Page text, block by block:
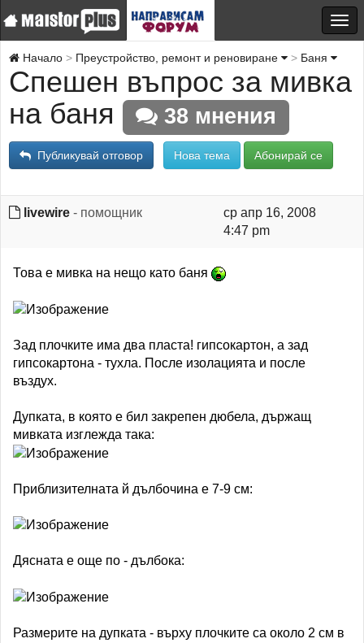
Начало Преустройство, ремонт и реновиране Баня
Спешен въпрос за мивка
на баня
38 мнения
Публикувай отговор Нова тема Абонирай се
livewire - помощник
ср апр 16, 2008
4:47 pm
Това е мивка на нещо като баня
Зад плочките има два пласта! гипсокартон, а зад
гипсокартона - тухла. После изолацията и после
въздух.
Дупката, в която е бил закрепен дюбела, държащ
мивката изглежда така:
Приблизителната й дълбочина е 7-9 см:
Дясната е още по - дълбока:
Размерите на дупката - върху плочките са около 2 см в